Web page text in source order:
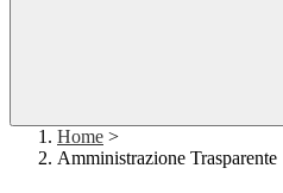
Home >
Amministrazione Trasparente